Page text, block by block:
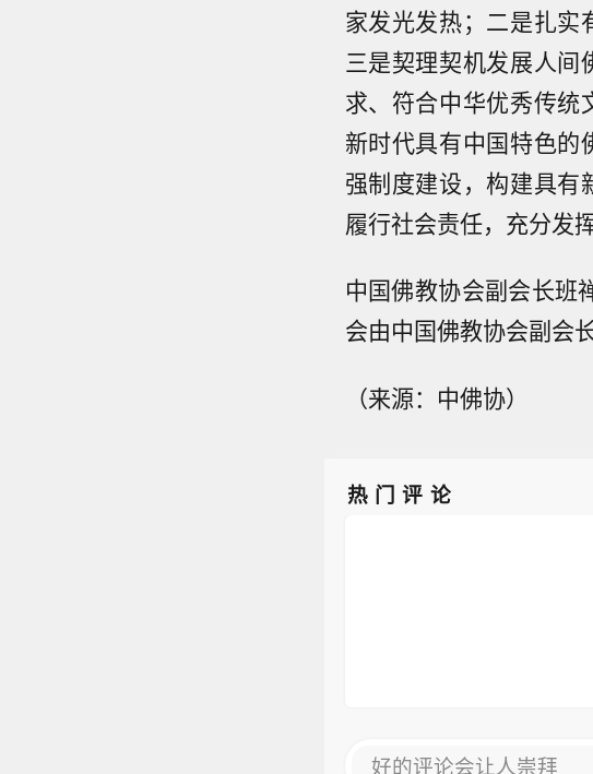
家发光发热；二是扎实
三是契理契机发展人
求、符合中华优秀传统
新时代具有中国特色的
强制度建设，构建具有
履行社会责任，充分发
中国佛教协会副会长班
会由中国佛教协会副会
（来源：中佛协）
热门评论
好的评论会让人崇拜